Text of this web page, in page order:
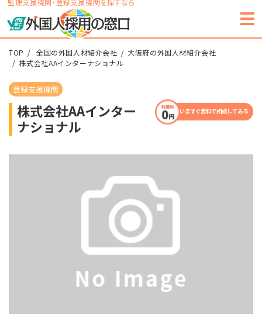
監理支援機関・登録支援機関を探すなら
TOP 全国の外国人材紹介会社
大阪府の外国人材紹介会社
株式会社AAインターナショナル
登録支援機関
株式会社AAインター
ナショナル
いますぐ無料で相談してみる